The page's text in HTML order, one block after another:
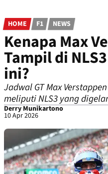
HOME F1 NEWS
Kenapa Max
Tampil di
ini?
Jadwal GT Max
meliputi NLS3 yang
Derry Munikartono
10 Apr 2026